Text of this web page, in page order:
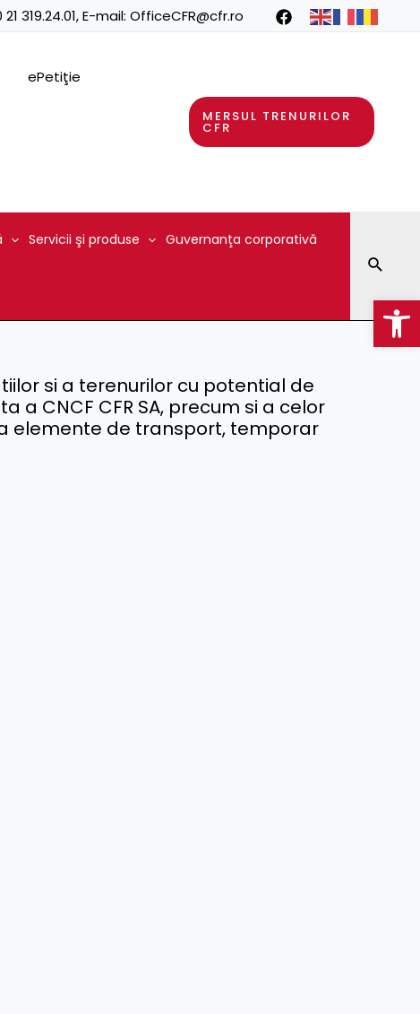
319.24.01, E-mail: OfficeCFR@cfr.ro
ePetiţie
MERSUL TRENURILOR
CFR
Servicii şi produse Guvernanţa corporativă
si a terenurilor cu potential de
CNCF CFR SA, precum si a celor
elemente de transport, temporar